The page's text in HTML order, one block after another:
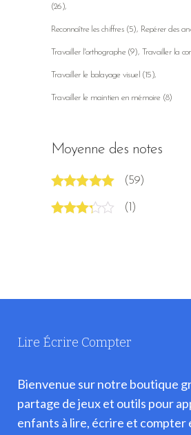
(26)
Reconnaître les chiffres(5) Repérer des
Travailler l'orthographe(9) Travailler la
Travailler le balayage visuel (15)
Travailler le maintien en mémoire(8)
Moyenne des notes
Note 5sur 5
(59)
(1)
Lire Écrire Compter
Bienvenue sur notre boutique
partage de jeux et outils pour
enfants à lire, écrire et compter